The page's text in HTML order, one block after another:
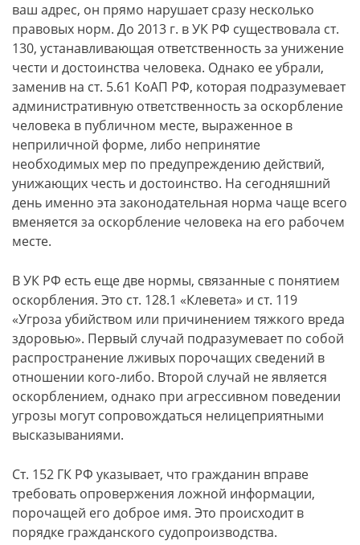
ваш адрес, он прямо нарушает сразу несколько
правовых норм. До 2013 г. в УК РФ существовала ст.
130, устанавливающая ответственность за унижение
чести и достоинства человека. Однако ее убрали,
заменив на ст. 5.61 КоАП РФ, которая подразумевает
административную ответственность за оскорбление
человека в публичном месте, выраженное в
неприличной форме, либо непринятие
необходимых мер по предупреждению действий,
унижающих честь и достоинство. На сегодняшний
день именно эта законодательная норма чаще всего
вменяется за оскорбление человека на его рабочем
месте.
В УК РФ есть еще две нормы, связанные с понятием
оскорбления. Это ст. 128.1 «Клевета» и ст. 119
«Угроза убийством или причинением тяжкого вреда
здоровью». Первый случай подразумевает по собой
распространение лживых порочащих сведений в
отношении кого-либо. Второй случай не является
оскорблением, однако при агрессивном поведении
угрозы могут сопровождаться нелицеприятными
высказываниями.
Ст. 152 ГК РФ указывает, что гражданин вправе
требовать опровержения ложной информации,
порочащей его доброе имя. Это происходит в
порядке гражданского судопроизводства.